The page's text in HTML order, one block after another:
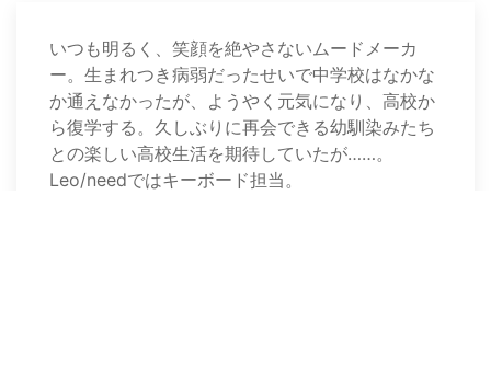
いつも明るく、笑顔を絶やさないムードメーカ
ー。生まれつき病弱だったせいで中学校はなかな
か通えなかったが、ようやく元気になり、高校か
ら復学する。久しぶりに再会できる幼馴染みたち
との楽しい高校生活を期待していたが……。
Leo/needではキーボード担当。